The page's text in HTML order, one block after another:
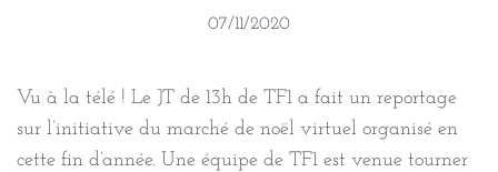
07/11/2020
Vu à la télé ! Le JT de 13h de TF1 a fait un reportage
sur l’initiative du marché de noël virtuel organisé en
cette fin d’année. Une équipe de TF1 est venue tourner